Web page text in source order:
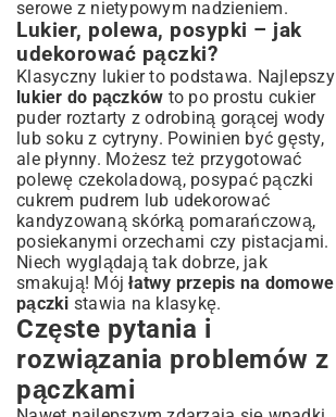
serowe z nietypowym nadzieniem.
Lukier, polewa, posypki – jak
udekorować pączki?
Klasyczny lukier to podstawa. Najlepszy
lukier do pączków to po prostu cukier
puder roztarty z odrobiną gorącej wody
lub soku z cytryny. Powinien być gęsty,
ale płynny. Możesz też przygotować
polewę czekoladową, posypać pączki
cukrem pudrem lub udekorować
kandyzowaną skórką pomarańczową,
posiekanymi orzechami czy pistacjami.
Niech wyglądają tak dobrze, jak
smakują! Mójłatwy przepis na domowe
pączki stawia na klasykę.
Częste pytania i
rozwiązania problemów z
pączkami